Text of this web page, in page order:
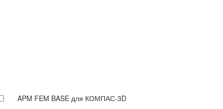
APM FEM BASE для КОМПАС-3D